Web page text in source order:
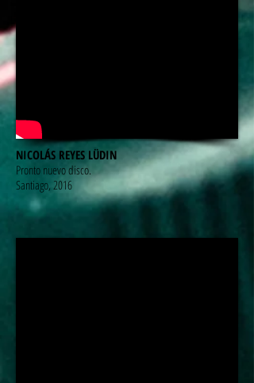
NICOLÁS REYES LÜDIN
Pronto nuevo disco.
Santiago, 2016